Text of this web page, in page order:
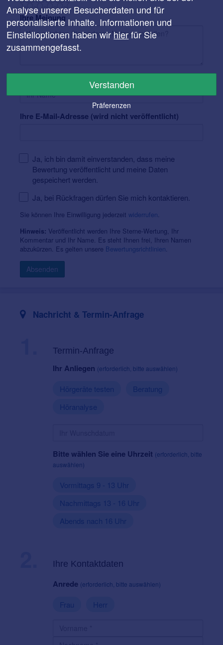
Ihre Meinung
Ihre E-Mail-Adresse (wird nicht veröffentlicht)
Ja, ich bin damit einverstanden, dass meine
Bewertung veröffentlicht und meine Daten
gespeichert werden.
Ja, bei Rückfragen dürfen Sie mich kontaktieren.
Sie können Ihre Einwilligung jederzeit widerrufen.
Hinweis: Veröffentlicht werden Ihre Sterne-Wertung, Ihr
Kommentar und Ihr Name. Es steht Ihnen frei, Ihren Namen
abzukürzen. Es gelten unsere Bewertungsrichtlinien.
Absenden
Nachricht & Termin-Anfrage
Termin-Anfrage
Ihr Anliegen (erforderlich, bitte auswählen)
Hörgeräte testen
Beratung
Höranalyse
Bitte wählen Sie eine Uhrzeit (erforderlich, bitte
auswählen)
Vormittags 9 - 13 Uhr
Nachmittags 13 - 16 Uhr
Abends nach 16 Uhr
Ihre Kontaktdaten
Anrede (erforderlich, bitte auswählen)
Frau Herr
Analyse unserer Besucherdaten und für
personalisierte Inhalte. Informationen und
Einstelloptionen haben wir hierfür Sie
zusammengefasst.
Verstanden
Präferenzen